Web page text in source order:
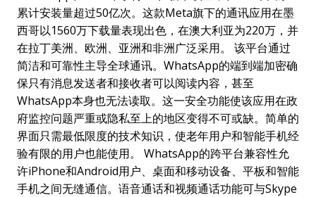
累计安装量超过50亿次。这款Meta旗下的通讯应用在墨
西哥以1560万下载量表现出色，在澳大利亚为220万，并
在拉丁美洲、欧洲、亚洲和非洲广泛采用。 该平台通过
简洁和可靠性主导全球通讯。WhatsApp的端到端加密确
保只有消息发送者和接收者可以阅读内容，甚至
WhatsApp本身也无法读取。这一安全功能使该应用在政
府监控问题严重或隐私至上的地区变得不可或缺。简单的
界面只需最低限度的技术知识，使老年用户和智能手机经
验有限的用户也能使用。 WhatsApp的跨平台兼容性允
许iPhone和Android用户、桌面和移动设备、平板和智能
手机之间无缝通信。语音通话和视频通话功能可与Skype